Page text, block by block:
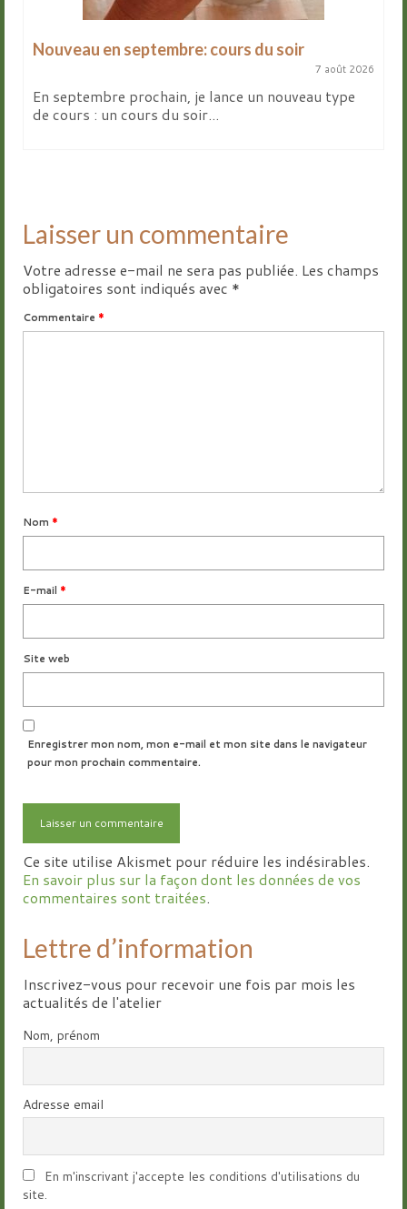
Nouveau en septembre: cours du soir
7 août 2026
En septembre prochain, je lance un nouveau type
de cours : un cours du soir...
Laisser un commentaire
Votre adresse e-mail ne sera pas publiée. Les champs
obligatoires sont indiqués avec *
Commentaire *
Nom *
E-mail *
Site web
Enregistrer mon nom, mon e-mail et mon site dans le navigateur
pour mon prochain commentaire.
Ce site utilise Akismet pour réduire les indésirables.
En savoir plus sur la façon dont les données de vos
commentaires sont traitées
Lettre d’information
Inscrivez-vous pour recevoir une fois par mois les
actualités de l'atelier
Nom, prénom
Adresse email
En m'inscrivant j'accepte les conditions d'utilisations du
site.